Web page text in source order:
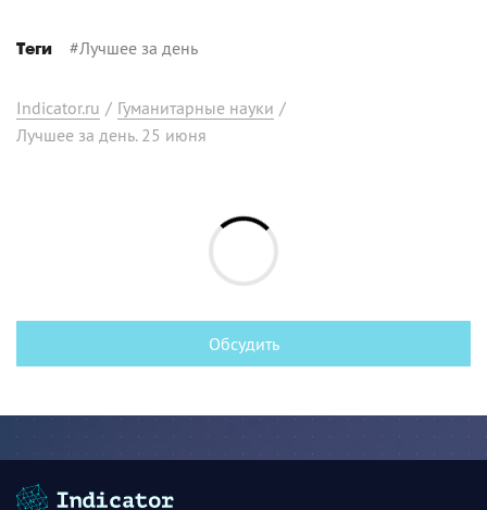
Теги #Лучшее за день
Indicator.ru / Гуманитарные науки /
Лучшее за день. 25 июня
Обсудить